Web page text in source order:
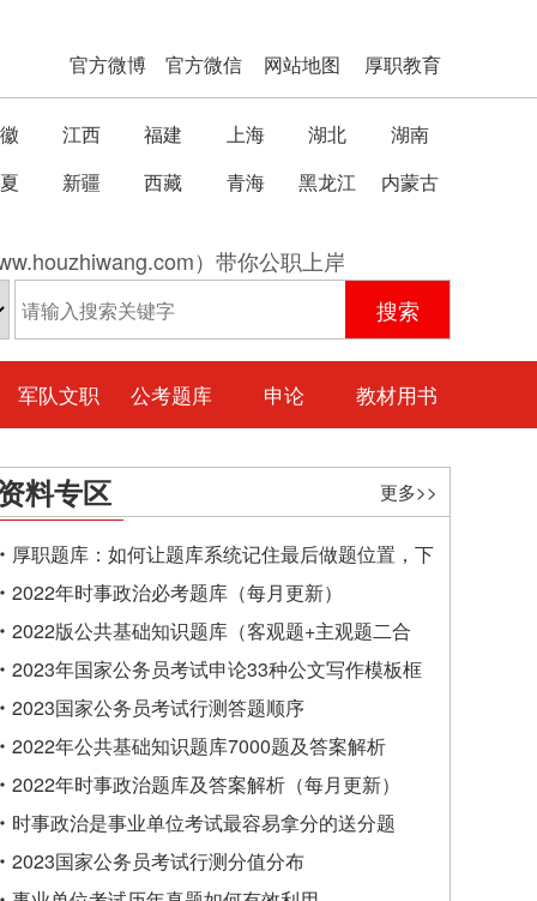
官方微博 官方微信 网站地图 厚职教育
江西 福建 上海 湖北
湖南
新疆 西藏 青海 黑龙江 内蒙古
）带你公职上岸
军队文职 公考题库 申论 教材用书
料专区 更多>>
厚职题库：如何让题库系统记住最后做题位置，下
一次进入后可接续做题？
2022年时事政治必考题库（每月更新）
2022版公共基础知识题库（客观题+主观题二合
一）
2023年国家公务员考试申论33种公文写作模板框
架
2023国家公务员考试行测答题顺序
2022年公共基础知识题库7000题及答案解析
2022年时事政治题库及答案解析（每月更新）
时事政治是事业单位考试最容易拿分的送分题
2023国家公务员考试行测分值分布